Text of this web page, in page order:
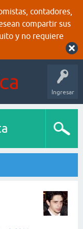
contadores,
compartir sus
y no requiere
Ingresar